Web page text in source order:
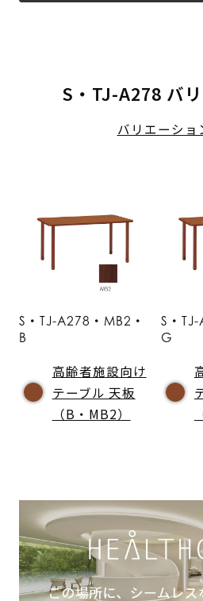
S・TJ-A278 バ
バリエーショ
S・TJ-A278・MB2・
B
高齢者施設向け
テーブル 天板
（B・MB2）
S・
G